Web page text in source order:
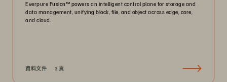
Everpure Fusion™ powers an intelligent control plane for storage and
data management, unifying block, file, and object across edge, core,
and cloud.
資料文件 3 頁